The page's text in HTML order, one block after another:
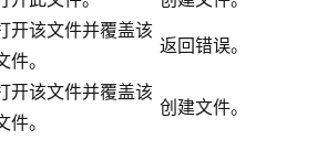
开该文件并覆盖该
件。
返回错误。
开该文件并覆盖该
件。
创建文件。